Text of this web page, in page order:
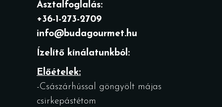
Asztalfoglalás:
+36-1-273-2709
info@budagourmet.hu
Ízelítő kínálatunkból:
Előételek:
-Császárhússal göngyölt májas
csirkepástétom